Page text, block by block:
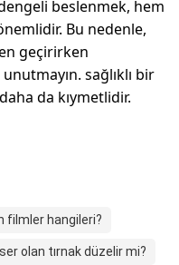
beslenmek, hem
Bu nedenle,
geçirirken
sağlıklı bir
da kıymetlidir.
filmler hangileri?
olan tırnak düzelir mi?